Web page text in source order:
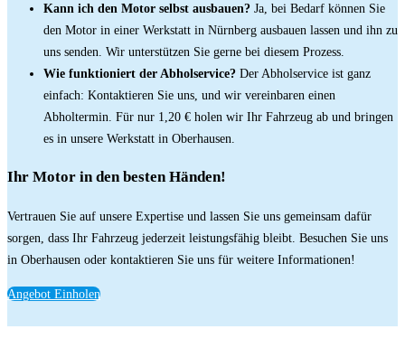
Kann ich den Motor selbst ausbauen? Ja, bei Bedarf können Sie
den Motor in einer Werkstatt in Nürnberg ausbauen lassen und ihn zu
uns senden. Wir unterstützen Sie gerne bei diesem Prozess.
Wie funktioniert der Abholservice? Der Abholservice ist ganz
einfach: Kontaktieren Sie uns, und wir vereinbaren einen
Abholtermin. Für nur 1,20 € holen wir Ihr Fahrzeug ab und bringen
es in unsere Werkstatt in Oberhausen.
Ihr Motor in den besten Händen!
Vertrauen Sie auf unsere Expertise und lassen Sie uns gemeinsam dafür
sorgen, dass Ihr Fahrzeug jederzeit leistungsfähig bleibt. Besuchen Sie uns
in Oberhausen oder kontaktieren Sie uns für weitere Informationen!
Angebot Einholen